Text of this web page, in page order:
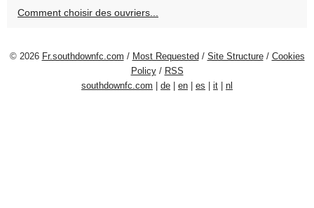
Comment choisir des ouvriers...
© 2026 Fr.southdownfc.com / Most Requested/ Site Structure/ Cookies
Policy/ RSS
southdownfc.com | de | en | es | it | nl